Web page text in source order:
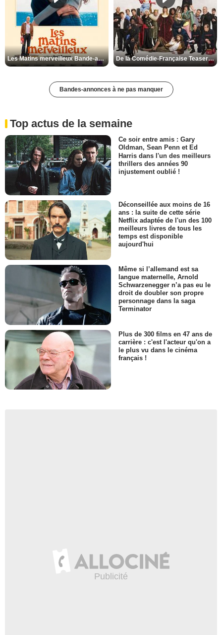
Les Matins merveilleux Bande-annonce VF De la Comédie-Française Teaser VF
Bandes-annonces à ne pas manquer
Top actus de la semaine
Ce soir entre amis : Gary
Oldman, Sean Penn et Ed
Harris dans l'un des meilleurs
thrillers des années 90
injustement oublié !
Déconseillée aux moins de 16
ans : la suite de cette série
Netflix adaptée de l'un des 100
meilleurs livres de tous les
temps est disponible
aujourd'hui
Même si l’allemand est sa
langue maternelle, Arnold
Schwarzenegger n’a pas eu le
droit de doubler son propre
personnage dans la saga
Terminator
Plus de 300 films en 47 ans de
carrière : c'est l'acteur qu'on a
le plus vu dans le cinéma
français !